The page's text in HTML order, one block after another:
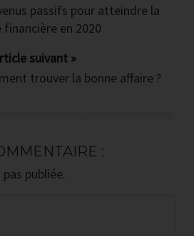
inévitables que font
comment chercher un bien
(toujours) se faire financer
par la banque ?
passifs pour atteindre la
en 2020
suivant »
trouver la bonne affaire ?
:
publiée.